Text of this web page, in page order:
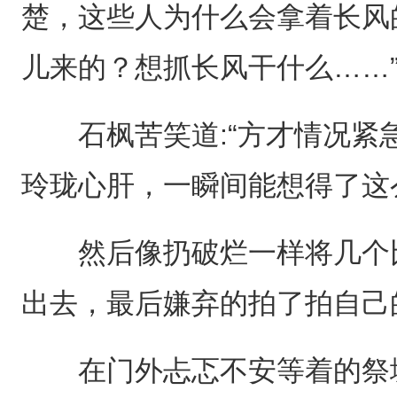
楚，这些人为什么会拿着长
儿来的？想抓长风干什么
石枫苦笑道:“方才情况紧
玲珑心肝，一瞬间能想得了这
然后像扔破烂一样将几个
出去，最后嫌弃的拍了拍自
在门外忐忑不安等着的祭